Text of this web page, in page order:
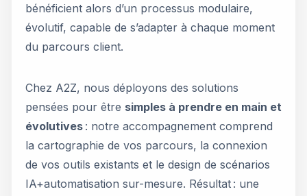
bénéficient alors d’un processus modulaire,
évolutif, capable de s’adapter à chaque moment
du parcours client.
Chez A2Z, nous déployons des solutions
pensées pour être simples à prendre en main et
évolutives : notre accompagnement comprend
la cartographie de vos parcours, la connexion
de vos outils existants et le design de scénarios
IA+automatisation sur-mesure. Résultat : une